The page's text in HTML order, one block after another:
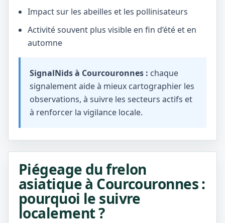
Impact sur les abeilles et les pollinisateurs
Activité souvent plus visible en fin d’été et en
automne
SignalNids à Courcouronnes : chaque
signalement aide à mieux cartographier les
observations, à suivre les secteurs actifs et
à renforcer la vigilance locale.
Piégeage du frelon
asiatique à Courcouronnes :
pourquoi le suivre
localement ?